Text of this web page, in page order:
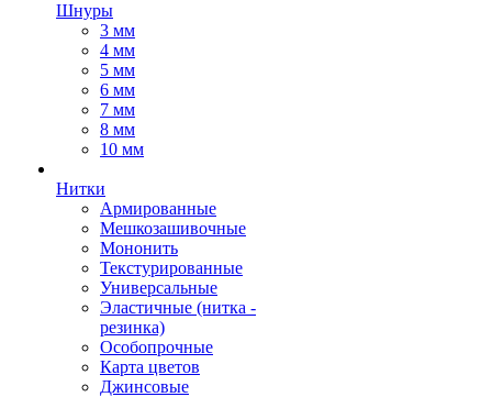
Шнуры
3 мм
4 мм
5 мм
6 мм
7 мм
8 мм
10 мм
Нитки
Армированные
Мешкозашивочные
Мононить
Текстурированные
Универсальные
Эластичные (нитка -
резинка)
Особопрочные
Карта цветов
Джинсовые